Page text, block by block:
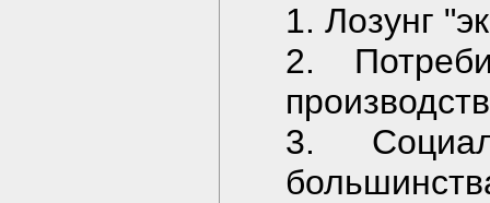
1. Лозунг
2.
3.